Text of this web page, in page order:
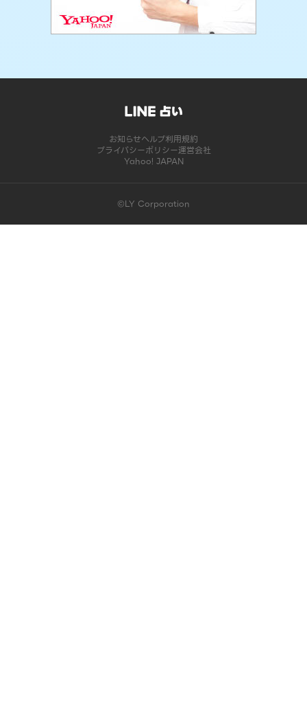
お知らせヘルプ利用規約
プライバシーポリシー運営会社
Yahoo! JAPAN
©LY Corporation
このコンテンツは掲載が終了しました | LINE占い